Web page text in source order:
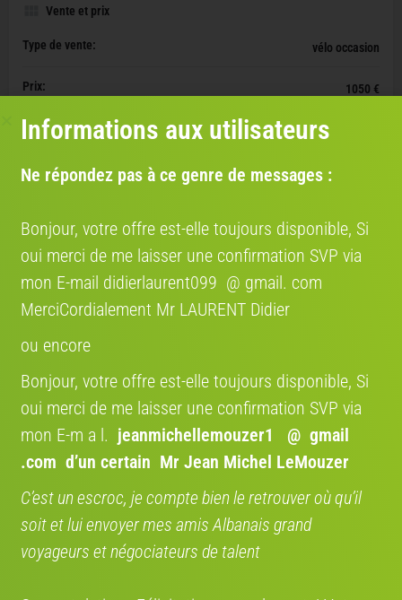
Vente et prix
Type de vente: vélo occasion
Prix: 1050 €
Prix d'origine:
Document(s) disponible(s): facture achat, facture entretien
Livraison
ORGANISEZ VOTRE LIVRAISON EN QUELQUES
CLICS
SHIP TO CYCLE DANS TOUTE
L'EUROPE
Bénéficiez de 12 % avec le code
promo " VENDRE12 "
Confiez le transport de votre vélo à des spécialistes,
un service économique et fiable aussi pour les
particuliers. Bénéficiez d’une expertise
professionnelle pour livrer votre vélo partout en
Informations aux utilisateurs
Ne répondez pas à ce genre de messages :
Bonjour, votre offre est-elle toujours disponible, Si
oui merci de me laisser une confirmation SVP via
mon E-mail didierlaurent099 @ gmail. com
MerciCordialement Mr LAURENT Didier
ou encore
Bonjour, votre offre est-elle toujours disponible, Si
oui merci de me laisser une confirmation SVP via
mon E-m a l. jeanmichellemouzer1 @ gmail
.com d’un certain Mr Jean Michel LeMouzer
C’est un escroc, je compte bien le retrouver où qu’il
soit et lui envoyer mes amis Albanais grand
voyageurs et négociateurs de talent